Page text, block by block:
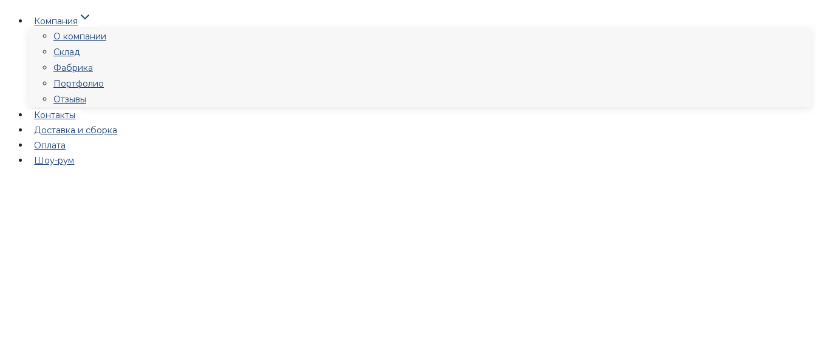
Перейти
содержимому
Компания
О компании
Склад
Фабрика
Портфолио
Отзывы
Контакты
Доставка и сборка
Оплата
Шоу-рум